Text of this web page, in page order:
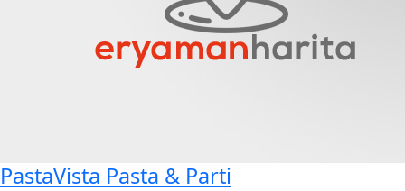
PastaVista Pasta & Parti